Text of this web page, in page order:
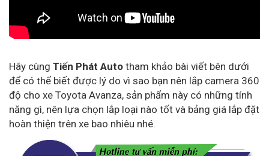
Hãy cùng Tiến Phát Auto tham khảo bài viết bên dưới
để có thể biết được lý do vì sao bạn nên lắp camera 360
độ cho xe Toyota Avanza, sản phẩm này có những tính
năng gì, nên lựa chọn lắp loại nào tốt và bảng giá lắp đặt
hoàn thiện trên xe bao nhiêu nhé.